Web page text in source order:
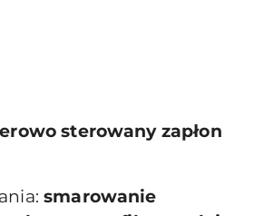
sterowany zapłon
smarowanie